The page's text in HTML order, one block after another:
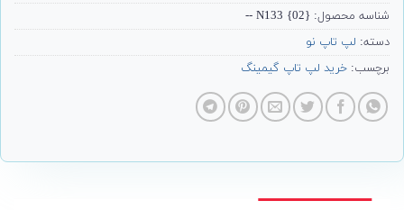
شناسه محصول: N133 {02} --
دسته: لپ تاپ نو
برچسب: خرید لپ تاپ گیمینگ